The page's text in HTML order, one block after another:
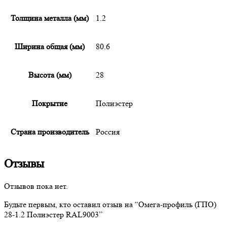
Толщина металла (мм) 1.2
Ширина общая (мм) 80.6
Высота (мм) 28
Покрытие Полиэстер
Страна производитель Россия
Отзывы
Отзывов пока нет.
Будьте первым, кто оставил отзыв на “Омега-профиль (ГПО)
28-1.2 Полиэстер RAL9003”